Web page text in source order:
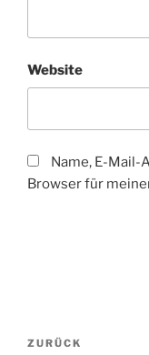
Website
Name, E-Mail-
Browser für
Vorheriger
ZURÜCK